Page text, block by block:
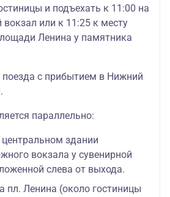
и подъехать к 11:00 на
или к 11:25 к месту
Ленина у памятника
с прибытием в Нижний
параллельно:
центральном здании
вокзала у сувенирной
слева от выхода.
пл. Ленина (около гостиницы